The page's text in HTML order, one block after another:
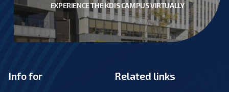
EXPERIENCE THE KDIS CAMPUS VIRTUALLY
Info for Related links